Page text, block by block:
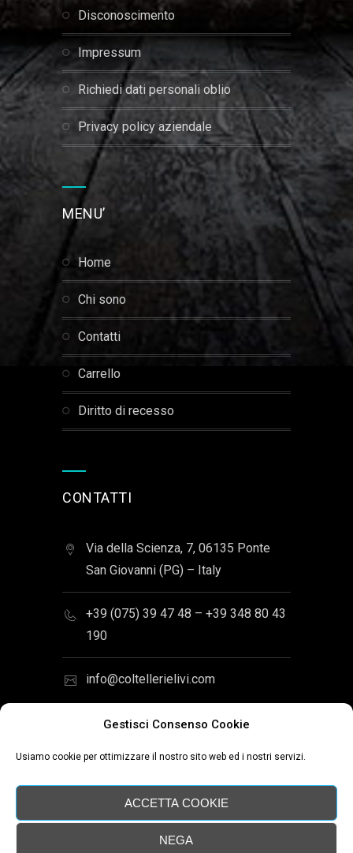
Gestisci Consenso Cookie
Usiamo cookie per ottimizzare il nostro sito web ed i nostri servizi.
ACCETTA COOKIE
NEGA
disconoscimento
impressum
richiedi dati personali oblio
privacy policy aziendale
MENU’
home
chi sono
contatti
carrello
diritto di recesso
CONTATTI
Via della Scienza, 7, 06135 Ponte
San Giovanni (PG) – Italy
+39 (075) 39 47 48 – +39 348 80 43
190
info@coltellerielivi.com
P.IVA 02393110545 - C.F.
LVILCU81D22Z110L